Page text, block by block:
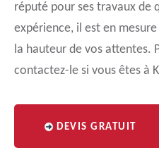
réputé pour ses travaux de
expérience, il est en
la hauteur de vos attentes.
contactez-le si vous êtes à
DEVIS GRATUIT